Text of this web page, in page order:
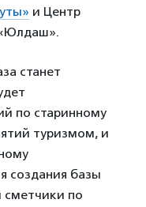
и Центр
станет
по старинному
туризмом, и
создания базы
сметчики по